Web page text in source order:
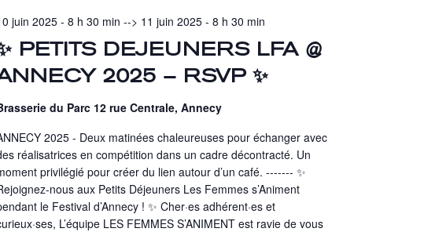
PETITS DEJEUNERS LFA @
2025 – RSVP ✨
juin 2025 - 8 h 30 min --> 11 juin 2025 - 8 h 30 min
du Parc 12 rue Centrale, Annecy
2025 - Deux matinées chaleureuses pour échanger avec
réalisatrices en compétition dans un cadre décontracté. Un
privilégié pour créer du lien autour d’un café. ------- ✨
nous aux Petits Déjeuners Les Femmes s’Animent
le Festival d’Annecy ! ✨ Cher·es adhérent·es et
L’équipe LES FEMMES S’ANIMENT est ravie de vous